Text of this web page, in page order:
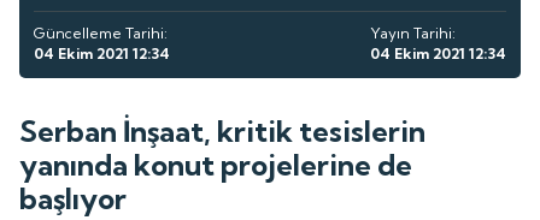
Güncelleme Tarihi:
04 Ekim 2021 12:34
Yayın Tarihi:
04 Ekim 2021 12:34
Serban İnşaat, kritik tesislerin
yanında konut projelerine de
başlıyor